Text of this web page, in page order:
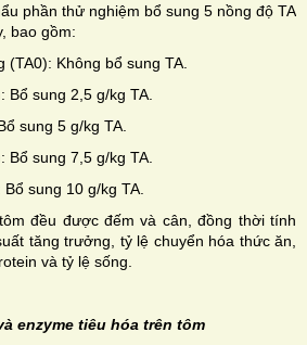
phần thử nghiệm bổ sung 5 nồng độ TA
bao gồm:
Không bổ sung TA.
Bổ sung 2,5 g/kg TA.
sung 5 g/kg TA.
Bổ sung 7,5 g/kg TA.
sung 10 g/kg TA.
đều được đếm và cân, đồng thời tính
tăng trưởng, tỷ lệ chuyển hóa thức ăn,
và tỷ lệ sống.
enzyme tiêu hóa trên tôm